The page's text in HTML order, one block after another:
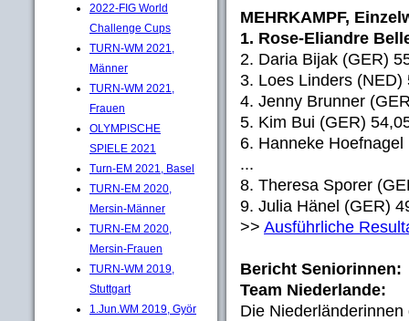
2022-FIG World
Challenge Cups
TURN-WM 2021,
Männer
TURN-WM 2021,
Frauen
OLYMPISCHE
SPIELE 2021
Turn-EM 2021, Basel
TURN-EM 2020,
Mersin-Männer
TURN-EM 2020,
Mersin-Frauen
TURN-WM 2019,
Stuttgart
1.Jun.WM 2019, Györ
MEHRKAMPF,
1. Rose-Eliandre
2. Daria Bijak (GER)
3. Loes Linders (NED)
4. Jenny Brunner
5. Kim Bui (GER)
6. Hanneke
...
8. Theresa Sporer
9. Julia Hänel (GER)
>> Ausführliche
Bericht Seniorinnen:
Team Niederlande:
Die